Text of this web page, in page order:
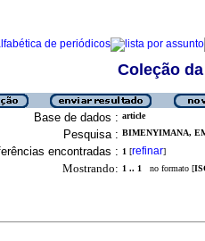
Coleção
Base de dados : article
Pesquisa : BIMENYIMANA,
encontradas : 1 [refinar]
Mostrando: 1 .. 1 no formato [